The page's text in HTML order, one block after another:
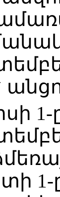
1-